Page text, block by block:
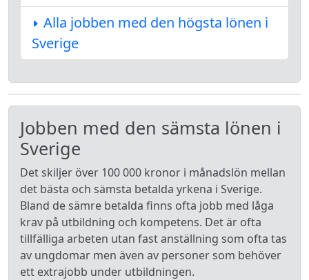
Alla jobben med den högsta lönen i
Sverige
Jobben med den sämsta lönen i
Sverige
Det skiljer över 100 000 kronor i månadslön mellan
det bästa och sämsta betalda yrkena i Sverige.
Bland de sämre betalda finns ofta jobb med låga
krav på utbildning och kompetens. Det är ofta
tillfälliga arbeten utan fast anställning som ofta tas
av ungdomar men även av personer som behöver
ett extrajobb under utbildningen.